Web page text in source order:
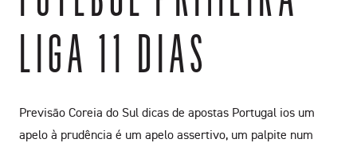
LIGA 11 DIAS
Previsão Coreia do Sul dicas de apostas Portugal ios um
apelo à prudência é um apelo assertivo, um palpite num